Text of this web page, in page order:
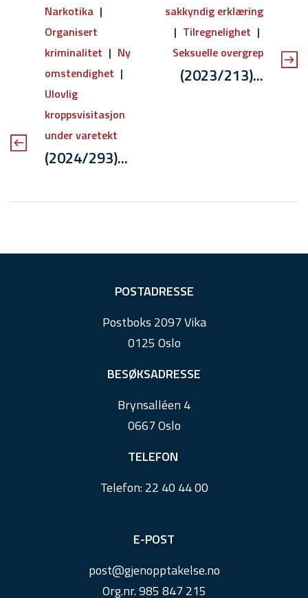
Narkotika
Organisert
kriminalitet
Ny
omstendighet
Ulovlig
kroppsvisitasjon
under varetekt
(2024/293)...
sakkyndig erklæring
Tilregnelighet
Seksuelle overgrep
(2023/213)...
POSTADRESSE
Postboks 2097 Vika
0125 Oslo
BESØKSADRESSE
Brynsalléen 4
0667 Oslo
TELEFON
Telefon:22 40 44 00
E-POST
post@gjenopptakelse.no
Org.nr. 985 847 215